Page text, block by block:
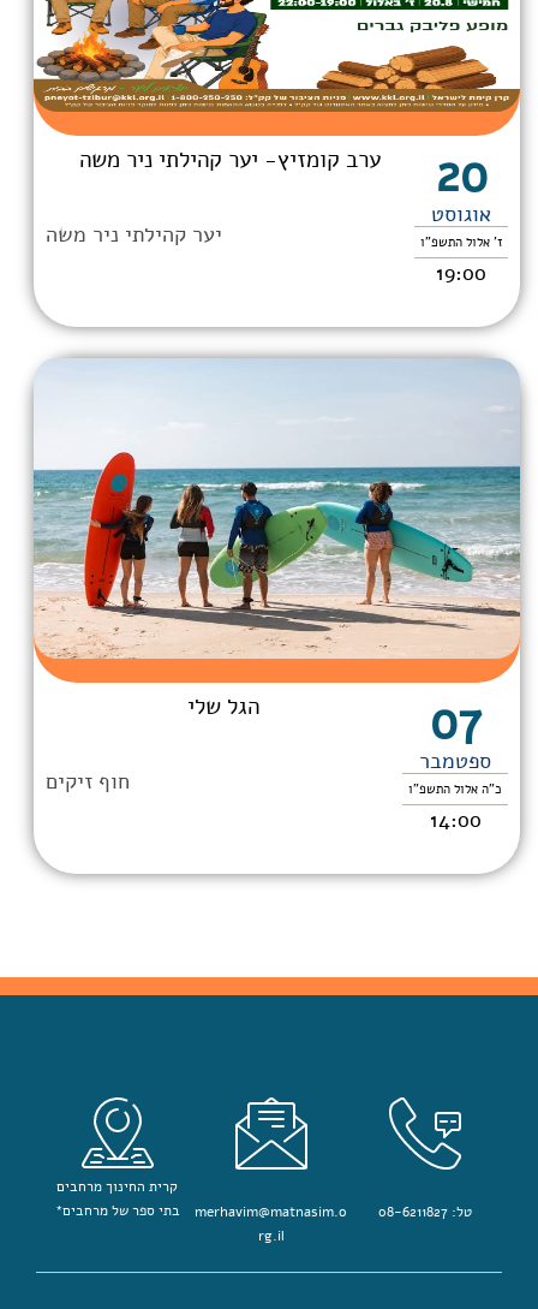
20
אוגוסט
ז' אלול התשפ"ו
19:00
ערב קומזיץ- יער קהילתי ניר משה
יער קהילתי ניר משה
07
ספטמבר
כ"ה אלול התשפ"ו
14:00
הגל שלי
חוף זיקים
טל: 08-6211827
merhavim@matnasim.o
rg.il
קרית החינוך מרחבים
בתי ספר של מרחבים*